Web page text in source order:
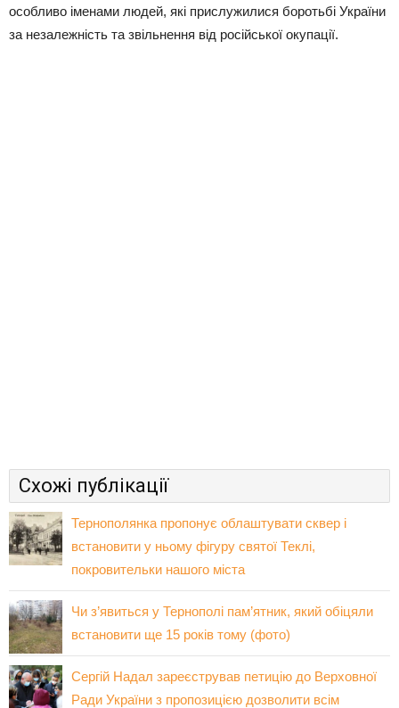
особливо іменами людей, які прислужилися боротьбі України
за незалежність та звільнення від російської окупації.
Схожі публікації
Тернополянка пропонує облаштувати сквер і
встановити у ньому фігуру святої Теклі,
покровительки нашого міста
Чи з’явиться у Тернополі пам’ятник, який обіцяли
встановити ще 15 років тому (фото)
Сергій Надал зареєстрував петицію до Верховної
Ради України з пропозицією дозволити всім